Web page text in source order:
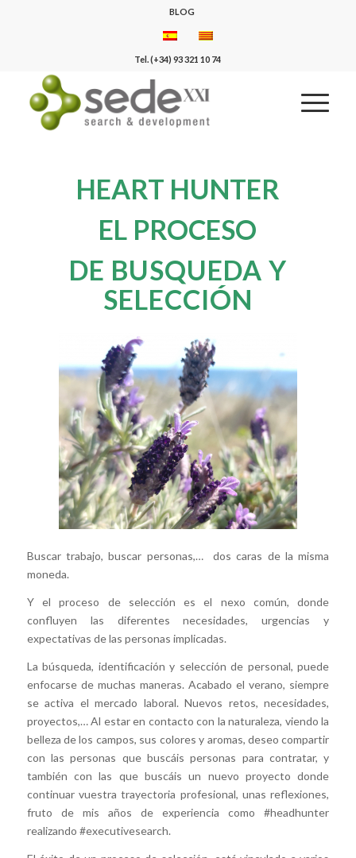
BLOG
Tel. (+34) 93 321 10 74
HEART HUNTER
EL PROCESO
DE BUSQUEDA Y
SELECCIÓN
Buscar trabajo, buscar personas,… dos caras de la misma
moneda.
Y el proceso de selección es el nexo común, donde
confluyen las diferentes necesidades, urgencias y
expectativas de las personas implicadas.
La búsqueda, identificación y selección de personal, puede
enfocarse de muchas maneras. Acabado el verano, siempre
se activa el mercado laboral. Nuevos retos, necesidades,
proyectos,… Al estar en contacto con la naturaleza, viendo la
belleza de los campos, sus colores y aromas, deseo compartir
con las personas que buscáis personas para contratar, y
también con las que buscáis un nuevo proyecto donde
continuar vuestra trayectoria profesional, unas reflexiones,
fruto de mis años de experiencia como #headhunter
realizando #executivesearch.